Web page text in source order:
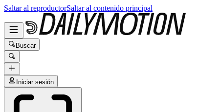
Saltar al reproductorSaltar al contenido principal
Buscar
Iniciar sesión